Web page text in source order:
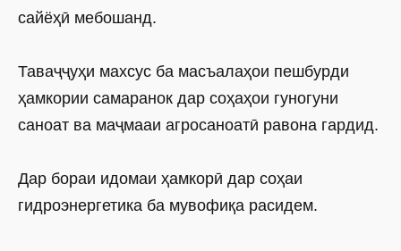
сайёҳӣ мебошанд.
Таваҷҷуҳи махсус ба масъалаҳои пешбурди
ҳамкории самаранок дар соҳаҳои гуногуни
саноат ва маҷмааи агросаноатӣ равона гардид.
Дар бораи идомаи ҳамкорӣ дар соҳаи
гидроэнергетика ба мувофиқа расидем.